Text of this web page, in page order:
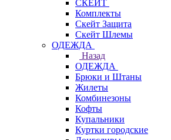
СКЕЙТ
Комплекты
Скейт Защита
Скейт Шлемы
ОДЕЖДА
Назад
ОДЕЖДА
Брюки и Штаны
Жилеты
Комбинезоны
Кофты
Купальники
Куртки городские